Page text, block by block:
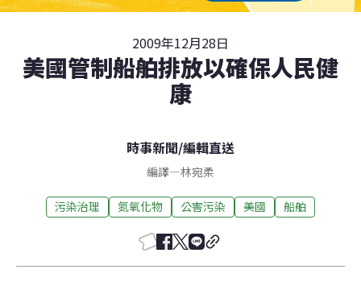
2009年12月28日
美國管制船舶排放以確保人民健
康
時事新聞/編輯直送
編譯—林宛柔
污染治理 氮氧化物 公害污染 美國 船舶